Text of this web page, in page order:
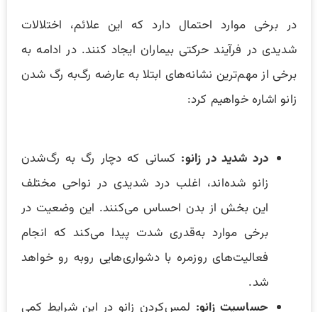
در برخی موارد احتمال دارد که این علائم، اختلالات
شدیدی در فرآیند حرکتی بیماران ایجاد کنند. در ادامه به
برخی از مهم‌ترین نشانه‌های ابتلا به عارضه رگ‌به رگ شدن
زانو اشاره خواهیم کرد:
درد شدید در زانو: کسانی که دچار رگ به رگ‌‌شدن
زانو شده‌اند، اغلب درد شدیدی در نواحی مختلف
این بخش از بدن احساس می‌کنند. این وضعیت در
برخی موارد به‌قدری شدت پیدا می‌کند که انجام
فعالیت‌های روزمره با دشواری‌هایی روبه رو خواهد
شد.
حساسیت زانو: لمس‌کردن زانو در این شرایط کمی